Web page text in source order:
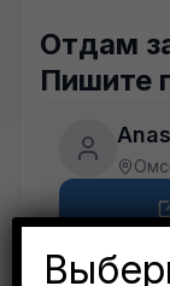
Отдам
Пишите